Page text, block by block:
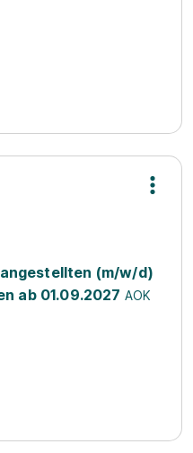
(m/w/d)
ab 01.09.2027 AOK